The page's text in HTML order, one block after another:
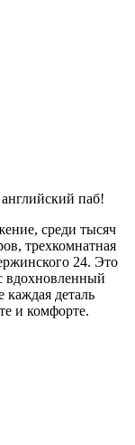
паб!
среди тысяч
трехкомнатная
24. Это
вдохновленный
каждая деталь
и комфорте.